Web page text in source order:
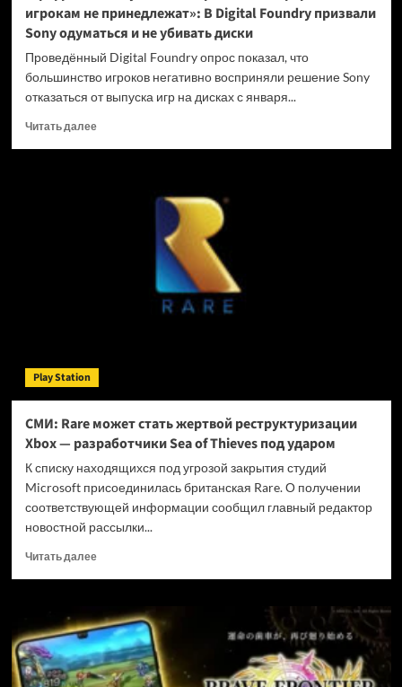
игрокам не принедлежат»: В Digital Foundry призвали
Sony одуматься и не убивать диски
Проведённый Digital Foundry опрос показал, что
большинство игроков негативно восприняли решение Sony
отказаться от выпуска игр на дисках с января...
Читать далееПрочитать
платформах
принедлежат»:
не
убивать
диски
Play Station
СМИ: Rare может стать жертвой реструктуризации
Xbox — разработчики Sea of Thieves под ударом
К списку находящихся под угрозой закрытия студий
Microsoft присоединилась британская Rare. О получении
соответствующей информации сообщил главный редактор
новостной рассылки...
Читать далееПрочитать
Rare
может
стать
жертвой